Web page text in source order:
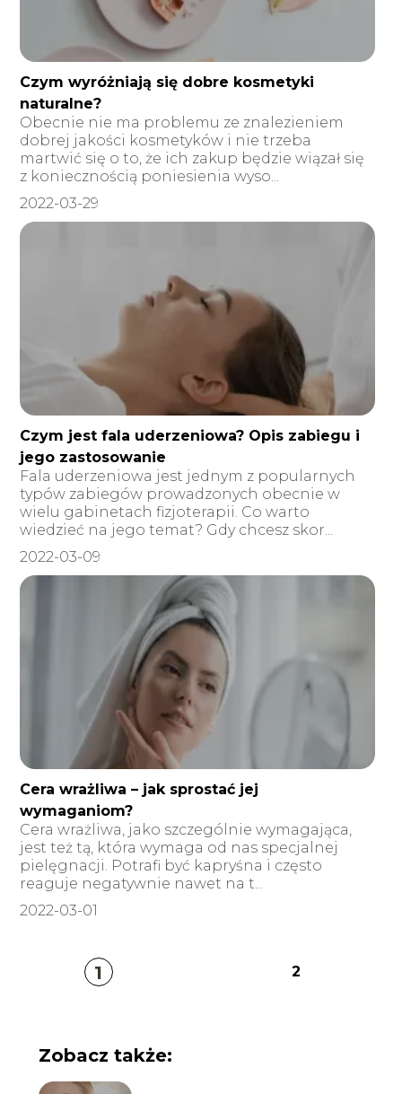
Czym wyróżniają się dobre kosmetyki
naturalne?
Obecnie nie ma problemu ze znalezieniem
dobrej jakości kosmetyków i nie trzeba
martwić się o to, że ich zakup będzie wiązał się
z koniecznością poniesienia wyso...
2022-03-29
Czym jest fala uderzeniowa? Opis zabiegu i
jego zastosowanie
Fala uderzeniowa jest jednym z popularnych
typów zabiegów prowadzonych obecnie w
wielu gabinetach fizjoterapii. Co warto
wiedzieć na jego temat? Gdy chcesz skor...
2022-03-09
Cera wrażliwa – jak sprostać jej
wymaganiom?
Cera wrażliwa, jako szczególnie wymagająca,
jest też tą, która wymaga od nas specjalnej
pielęgnacji. Potrafi być kapryśna i często
reaguje negatywnie nawet na t...
2022-03-01
1 2
Zobacz także: